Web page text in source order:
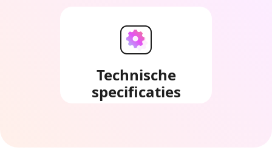
Technische
specificaties